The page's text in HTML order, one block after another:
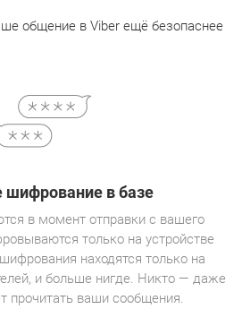
общение в Viber ещё безопаснее
шифрование в базе
в момент отправки с вашего
только на устройстве
находятся только на
и больше нигде. Никто — даже
прочитать ваши сообщения.